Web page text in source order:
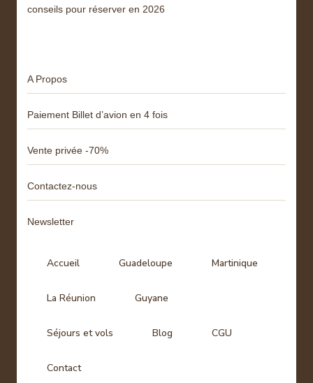
conseils pour réserver en 2026
A Propos
Paiement Billet d’avion en 4 fois
Vente privée -70%
Contactez-nous
Newsletter
Accueil Guadeloupe Martinique
La Réunion Guyane
Séjours et vols Blog CGU
Contact